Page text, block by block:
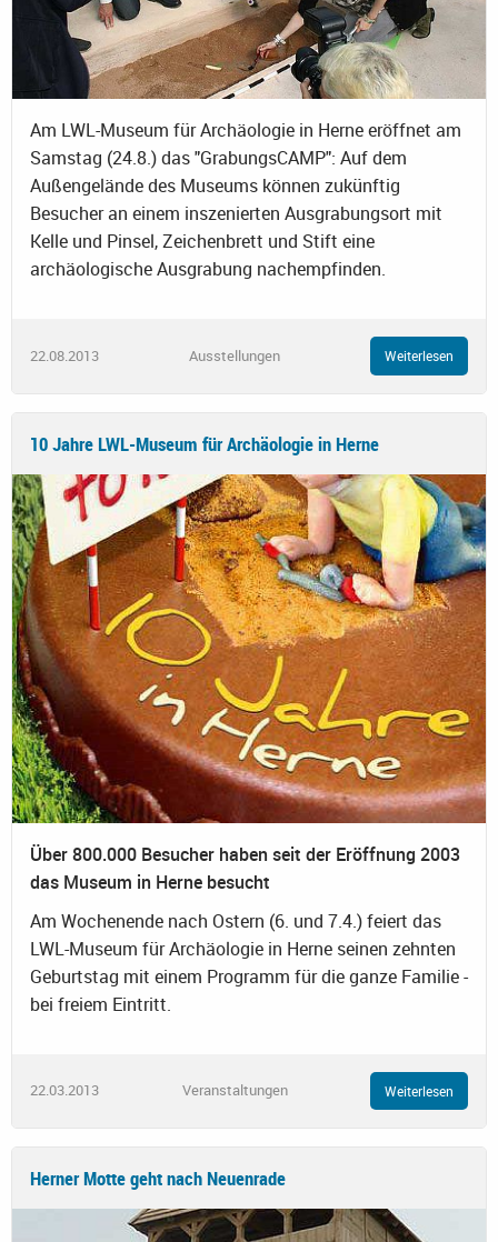
Am LWL-Museum für Archäologie in Herne eröffnet am
Samstag (24.8.) das "GrabungsCAMP": Auf dem
Außengelände des Museums können zukünftig
Besucher an einem inszenierten Ausgrabungsort mit
Kelle und Pinsel, Zeichenbrett und Stift eine
archäologische Ausgrabung nachempfinden.
22.08.2013 Ausstellungen Weiterlesen
10 Jahre LWL-Museum für Archäologie in Herne
Über 800.000 Besucher haben seit der Eröffnung 2003
das Museum in Herne besucht
Am Wochenende nach Ostern (6. und 7.4.) feiert das
LWL-Museum für Archäologie in Herne seinen zehnten
Geburtstag mit einem Programm für die ganze Familie -
bei freiem Eintritt.
22.03.2013 Veranstaltungen Weiterlesen
Herner Motte geht nach Neuenrade